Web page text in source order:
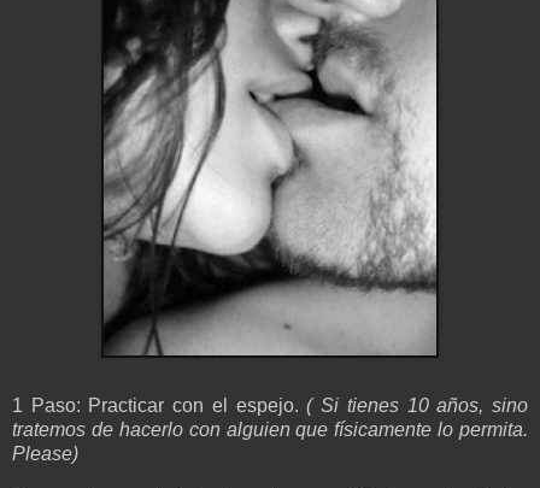
1 Paso: Practicar con el espejo.( Si tienes 10 años, sino
tratemos de hacerlo con alguien que físicamente lo permita.
Please)